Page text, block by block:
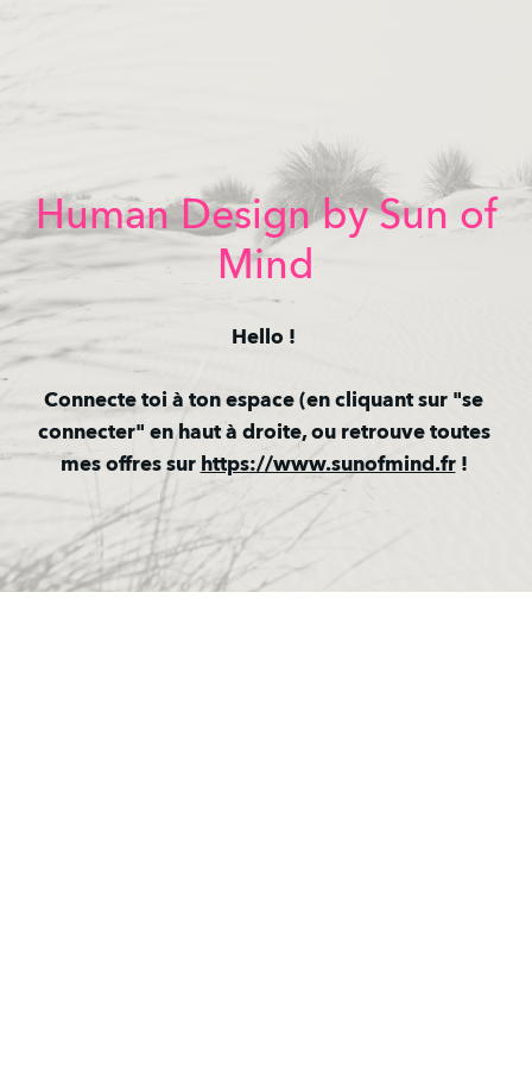
Human Design by Sun of
Mind
Hello !
Connecte toi à ton espace (en cliquant sur "se
connecter" en haut à droite, ou retrouve toutes
mes offres sur https://www.sunofmind.fr !